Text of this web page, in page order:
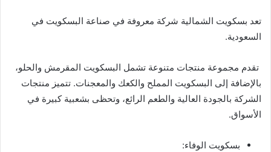
تعد بسكويت الشمالية شركة معروفة في صناعة البسكويت في
السعودية.
تقدم مجموعة منتجات متنوعة تشمل البسكويت المقرمش والحلو،
بالإضافة إلى البسكويت المملح والكعك والمعجنات. تتميز منتجات
الشركة بالجودة العالية والطعم الرائع، وتحظى بشعبية كبيرة في
الأسواق.
بسكويت الوفاء: